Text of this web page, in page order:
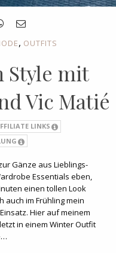
, OUTFITS
Style mit
Vic Matié
LINKS
Gänze aus Lieblings-
Essentials eben,
einen tollen Look
auch im Frühling mein
Hier auf meinem
in einem Winter Outfit